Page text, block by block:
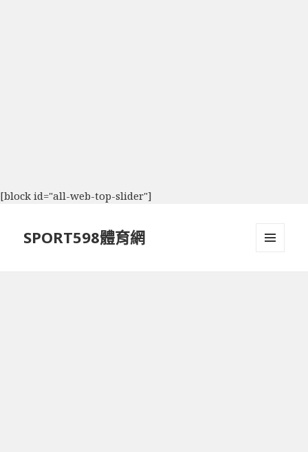
[block id="all-web-top-slider"]
SPORT598體育網